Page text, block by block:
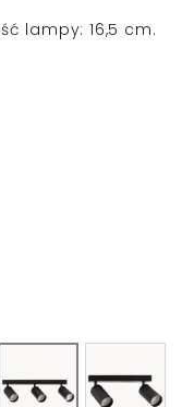
lampy: 16,5 cm.